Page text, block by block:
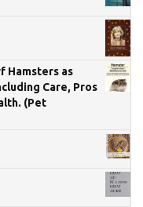
Hamsters as
Care, Pros
(Pet